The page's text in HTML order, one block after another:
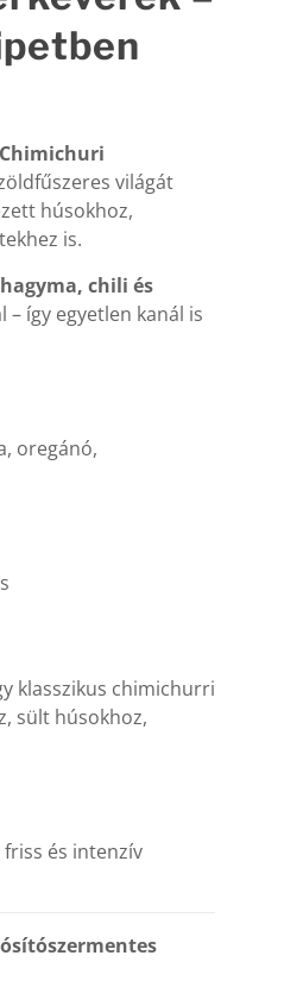
Chimichuri
világát
húsokhoz,
is.
chili és
így egyetlen kanál is
oregánó,
klasszikus chimichurri
sült húsokhoz,
és intenzív